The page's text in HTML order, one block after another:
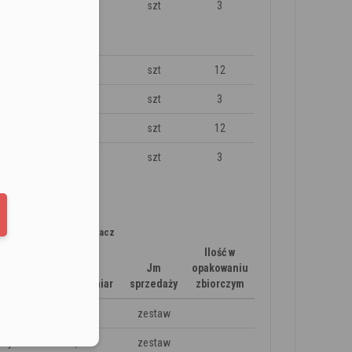
szt 3
szt 12
szt 3
szt 12
szt 3
+ utwardzacz
Waga / Rozmiar
Jm
sprzedaży
Ilość w
opakowaniu
zbiorczym
zestaw
zestaw
call
w formacie E164